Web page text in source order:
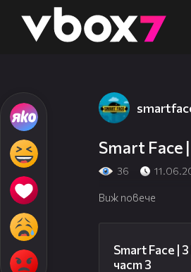
👾
Smart Face
36
Виж повече
Smart Face |
част 3